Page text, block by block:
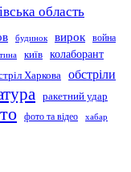
область
будинок вирок война
київ колаборант
Харкова обстріли
ракетний удар
фото та відео хабар